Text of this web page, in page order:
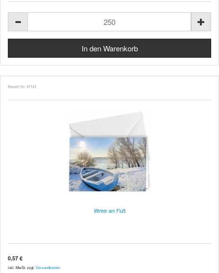
Bestell-Nr. 47143
Winter am Fluß
0,57 €
inkl. MwSt. zzgl. Versandkosten